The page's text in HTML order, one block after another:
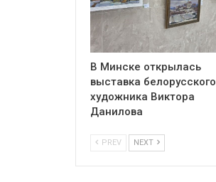
В Минске открылась
выставка белорусского
художника Виктора
Данилова
PREV NEXT